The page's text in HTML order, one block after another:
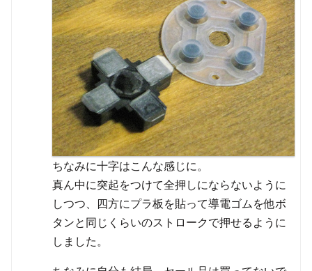
ちなみに十字はこんな感じに。
真ん中に突起をつけて全押しにならないように
しつつ、四方にプラ板を貼って導電ゴムを他ボ
タンと同じくらいのストロークで押せるように
しました。